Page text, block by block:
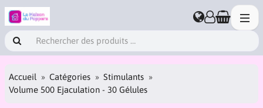
Accueil Catégories
Stimulants
Volume 500 Ejaculation - 30 Gélules